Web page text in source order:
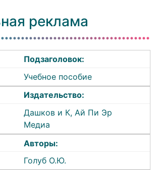
реклама
Подзаголовок:
Учебное пособие
Издательство:
Дашков и К, Ай Пи Эр
Медиа
Авторы:
Голуб О.Ю.